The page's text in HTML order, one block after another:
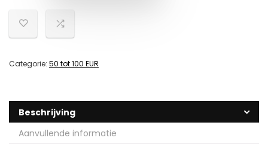
Categorie: 50 tot 100 EUR
Beschrijving
Aanvullende informatie